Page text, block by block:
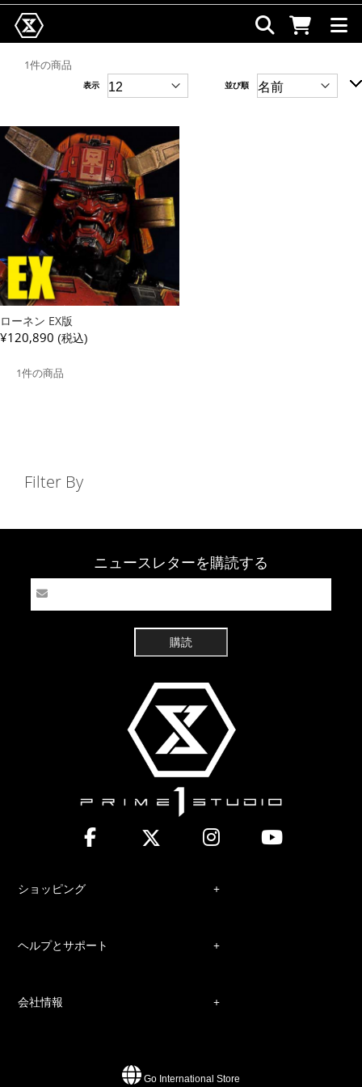
1件の商品
並び順
表示
ローネン EX版
¥120,890 (税込)
1件の商品
Filter By
ニュースレターを購読する
購読
ショッピング
ヘルプとサポート
会社情報
Go International Store